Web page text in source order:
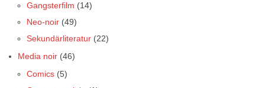
Gangsterfilm (14)
Neo-noir (49)
Sekundärliteratur (22)
Media noir (46)
Comics (5)